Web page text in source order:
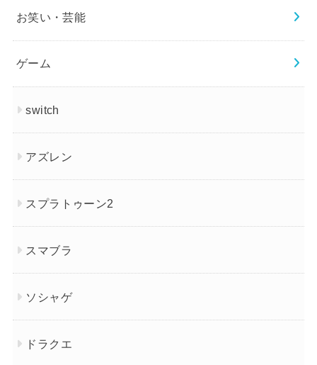
お笑い・芸能
ゲーム
switch
アズレン
スプラトゥーン2
スマブラ
ソシャゲ
ドラクエ